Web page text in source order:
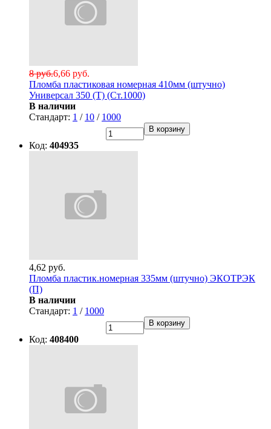
6,66 руб.
8 руб.
Пломба пластиковая номерная 410мм (штучно)
Универсал 350 (Т) (Ст.1000)
В наличии
Стандарт: 1 / 10 / 1000
В корзину
Код: 404935
4,62 руб.
Пломба пластик.номерная 335мм (штучно) ЭКОТРЭК
(П)
В наличии
Стандарт: 1 / 1000
В корзину
Код: 408400